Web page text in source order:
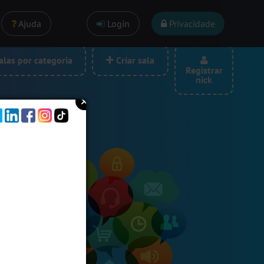
Ajuda Login Privacidade
por categoria
Criar sala
Registrar
nick